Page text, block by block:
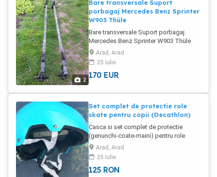
2
Bare transversale Suport
porbagaj Mercedes Benz Sprinter
W903 Thüle
Bare transversale Suport porbagaj
Mercedes Benz Sprinter W903 Thüle
Arad, Arad
25 iulie
170 EUR
Set complet de protectie role
skate pentru copii (Decathlon)
Casca si set complet de protectie
(genunchi-coate-maini) pentru role
skate copii marca Oxelo (Decathlon)
conform imagini din anunt ID:
288263577
Arad, Arad
25 iulie
125 RON